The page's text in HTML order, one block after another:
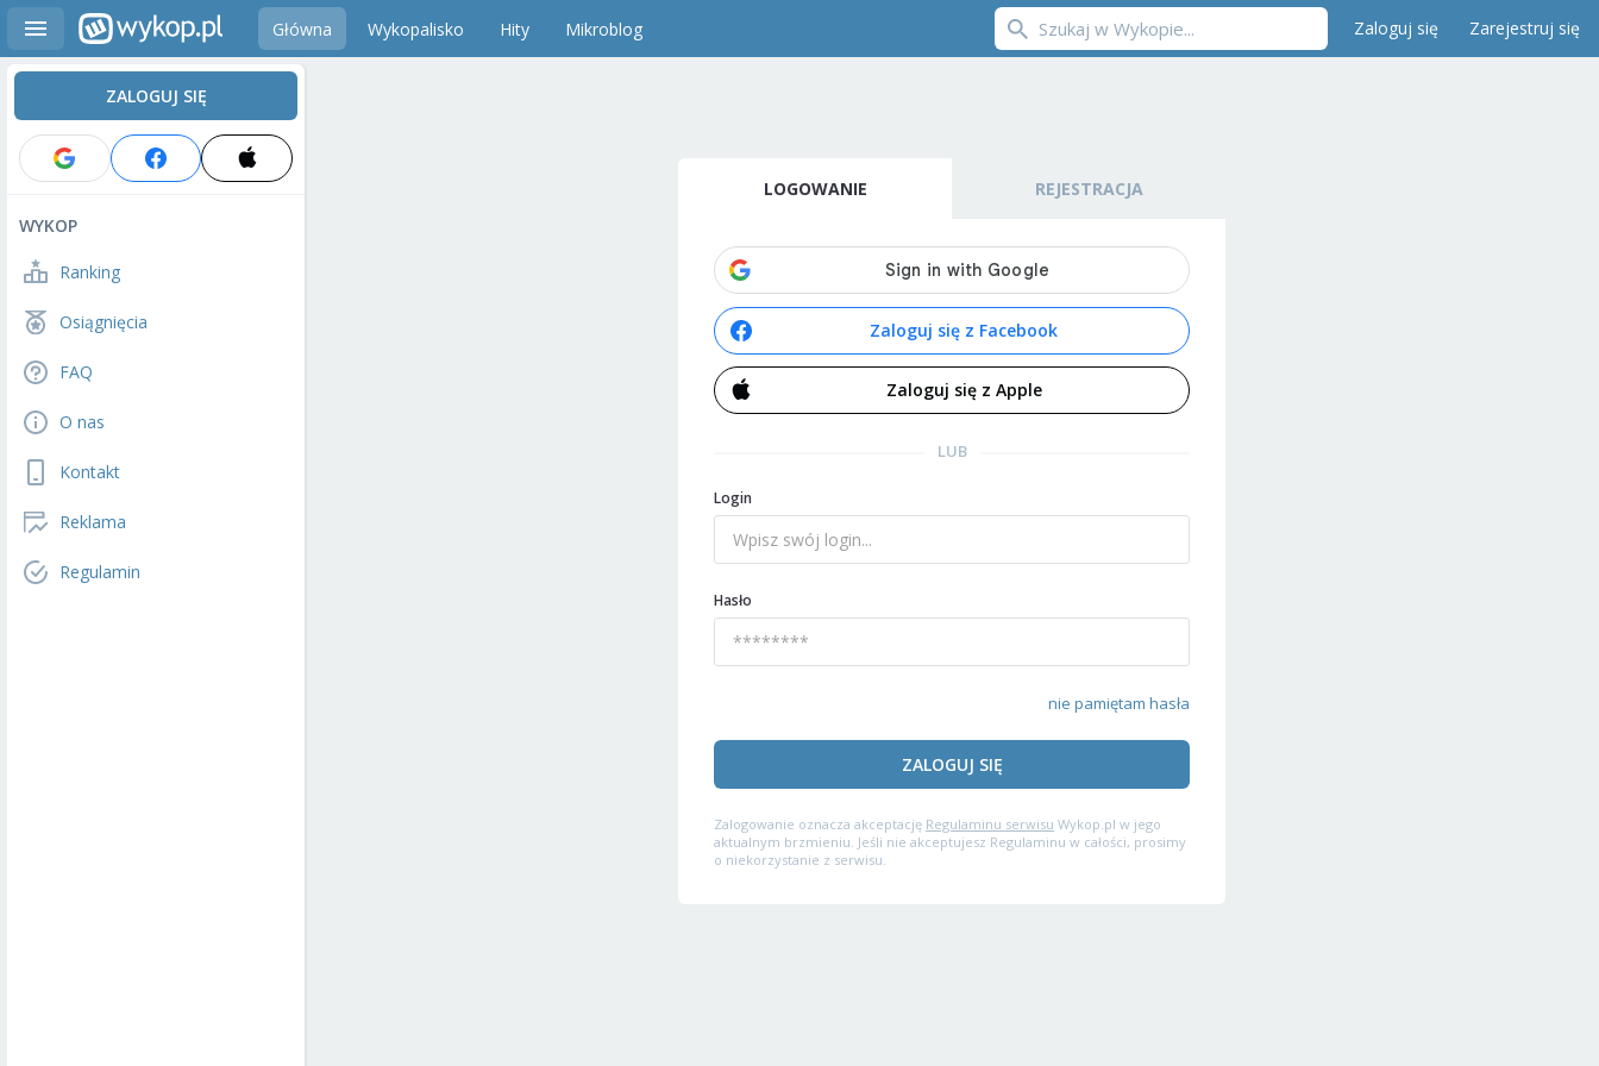
Główna Wykopalisko Hity Mikroblog Zaloguj się Zarejestruj się
ZALOGUJ SIĘ
WYKOP
Ranking
Osiągnięcia
FAQ
O nas
Kontakt
Reklama
Regulamin
LOGOWANIE REJESTRACJA
Zaloguj się z Facebook
Zaloguj się z Apple
LUB
Login
Hasło
nie pamiętam hasła
ZALOGUJ SIĘ
Zalogowanie oznacza akceptację Regulaminu serwisu Wykop.pl w jego
aktualnym brzmieniu. Jeśli nie akceptujesz Regulaminu w całości, prosimy
o niekorzystanie z serwisu.